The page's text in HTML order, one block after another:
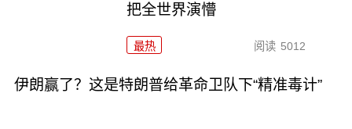
把全世界演懵
最热 阅读 5012
伊朗赢了？这是特朗普给革命卫队下“精准毒计”